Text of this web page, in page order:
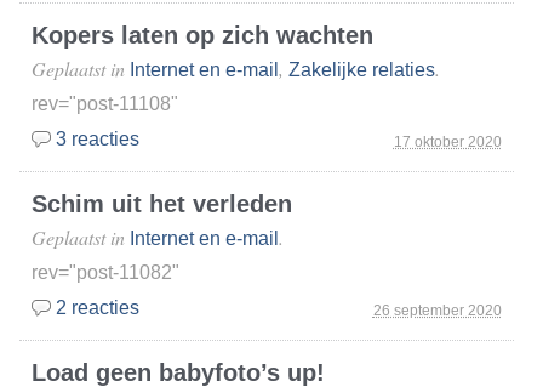
Kopers laten op zich wachten
17 oktober 2020
Geplaatst in Internet en e-mail , Zakelijke relaties.
rev="post-11108"
3 reacties
Schim uit het verleden
26 september 2020
Geplaatst in Internet en e-mail .
rev="post-11082"
2 reacties
Load geen babyfoto’s up!